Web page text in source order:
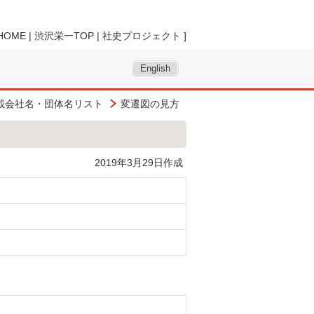
| 渋沢栄一TOP | 社史プロジェクト ]
English
会社名・団体名リスト 変遷図の見方
2019年3月29日作成